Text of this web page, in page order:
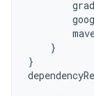
}
}